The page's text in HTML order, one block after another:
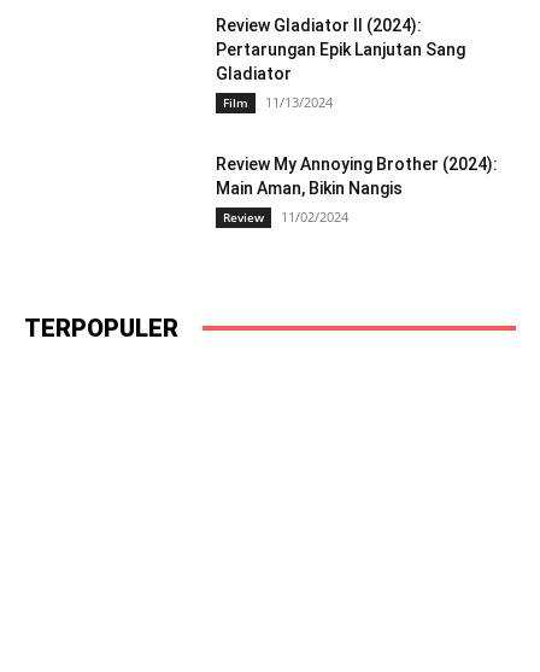
Review Gladiator II (2024):
Pertarungan Epik Lanjutan Sang
Gladiator
Film 11/13/2024
Review My Annoying Brother (2024):
Main Aman, Bikin Nangis
Review 11/02/2024
TERPOPULER